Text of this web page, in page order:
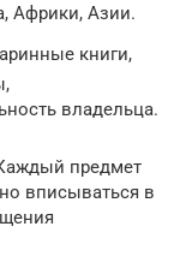
Африки, Азии.
книги,
владельца.
предмет
вписываться в